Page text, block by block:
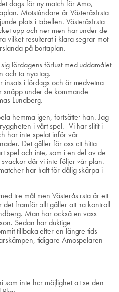
dags för ny match för Amo,
Motståndare är VästeråsIrsta
plats i tabellen. VästeråsIrsta
upp och ner men har under de
vilket resulterat i klara segrar mot
på bortaplan.
lördagens förlust med uddamålet
och ta nya tag.
insats i lördags och är medvetna
snäpp under de kommande
Lundberg.
hemma igen, fortsätter han. Jag
i vårt spel. -Vi har slitit i
har inte spelat inför vår
Det gäller för oss att hitta
spel och inte, som i en del av de
där vi inte följer vår plan. -
har haft för dålig skärpa i
tre mål men VästeråsIrsta är ett
framför allt gäller att ha kontroll
Man har också en vass
Sedan har duktige
tillbaka efter en längre tids
tidigare Amospelaren
inte har möjlighet att se den